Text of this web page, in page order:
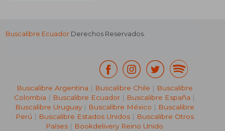
Buscalibre Ecuador Derechos Reservados.
Buscalibre Argentina | Buscalibre Chile | Buscalibre
Colombia | Buscalibre Ecuador | Buscalibre España |
Buscalibre Uruguay| Buscalibre México | Buscalibre
Perú | Buscalibre Estados Unidos| Buscalibre Otros
Países | Bookdelivery Reino Unido